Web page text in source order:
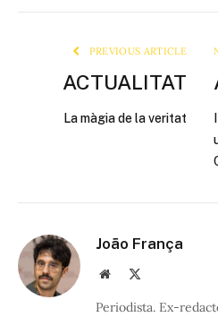
PREVIOUS ARTICLE
ACTUALITAT
La màgia de la veritat
João França
Website
Periodista. Ex-